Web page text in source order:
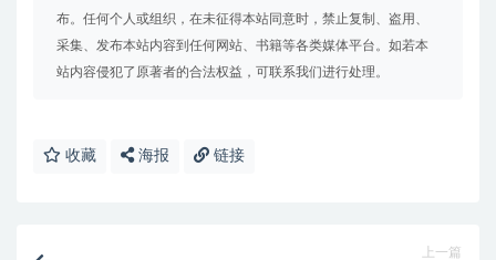
布。任何个人或组织，在未征得本站同意时，禁止复制、盗用、
采集、发布本站内容到任何网站、书籍等各类媒体平台。如若本
站内容侵犯了原著者的合法权益，可联系我们进行处理。
收藏 海报 链接
上一篇